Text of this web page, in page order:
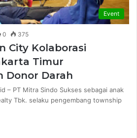
Event
0 375
City Kolaborasi
Timur
Donor Darah
– PT Mitra Sindo Sukses sebagai anak
Tbk. selaku pengembang township